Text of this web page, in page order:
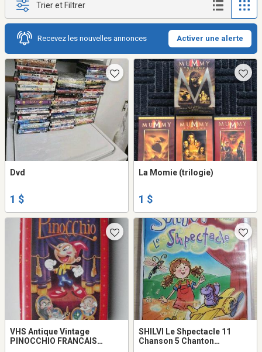
Trier et Filtrer
Recevez les nouvelles annonces Activer une alerte
Dvd
1 $
La Momie (trilogie)
1 $
VHS Antique Vintage
PINOCCHIO FRANCAIS
SHILVI Le Shpectacle 11
Chanson 5 Chanton